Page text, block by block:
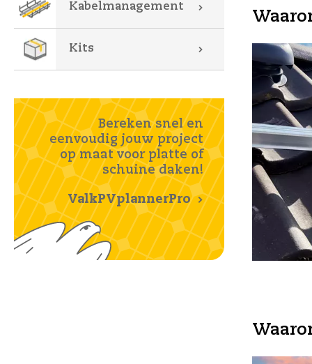
Kabelmanagement
Kits
Bereken snel en
eenvoudig jouw project
op maat voor platte of
schuine daken!
ValkPVplannerPro